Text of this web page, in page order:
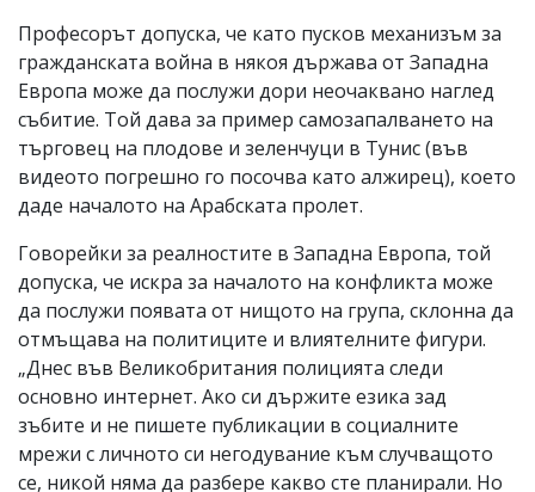
Професорът допуска, че като пусков механизъм за
гражданската война в някоя държава от Западна
Европа може да послужи дори неочаквано наглед
събитие. Той дава за пример самозапалването на
търговец на плодове и зеленчуци в Тунис (във
видеото погрешно го посочва като алжирец), което
даде началото на Арабската пролет.
Говорейки за реалностите в Западна Европа, той
допуска, че искра за началото на конфликта може
да послужи появата от нищото на група, склонна да
отмъщава на политиците и влиятелните фигури.
„Днес във Великобритания полицията следи
основно интернет. Ако си държите езика зад
зъбите и не пишете публикации в социалните
мрежи с личното си негодувание към случващото
се, никой няма да разбере какво сте планирали. Но